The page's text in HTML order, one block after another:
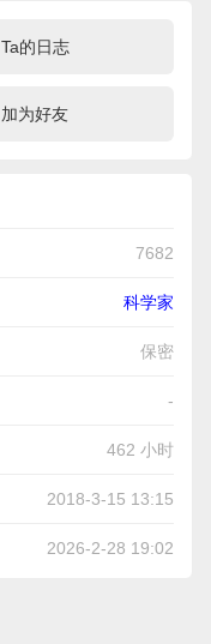
Ta的日志
加为好友
7682
科学家
保密
-
462 小时
2018-3-15 13:15
2026-2-28 19:02